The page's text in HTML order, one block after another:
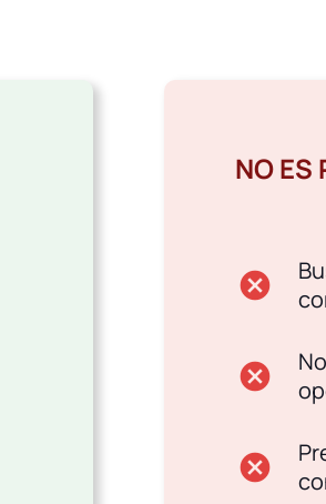
NO ES
cancel
cancel
cancel